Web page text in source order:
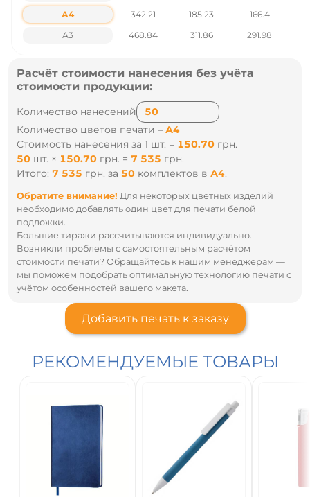
Количество в ящике - 10 шт
Материал - Нейлон
Размер – XS. S. M. L. XL. 2XL. 3XL
Стать - унисекс
Цены указаны без учета НДС.
Наличие и цены уточняйте у наших менеджеров по тел
А4
342.21 185.23 166.4
А3
468.84 311.86 291.98
Расчёт стоимости нанесения без учёта
стоимости продукции:
Количество нанесений
Количество цветов печати – А4
Стоимость нанесения за 1 шт. = 150.70 грн.
50 шт. × 150.70 грн. = 7 535 грн.
Итого: 7 535 грн. за 50 комплектов в А4.
Обратите внимание! Для некоторых цветных изделий
необходимо добавлять один цвет для печати белой
подложки.
Большие тиражи рассчитываются индивидуально.
Возникли проблемы с самостоятельным расчётом
стоимости печати? Обращайтесь к нашим менеджерам —
мы поможем подобрать оптимальную технологию печати с
учётом особенностей вашего макета.
Добавить печать к заказу
РЕКОМЕНДУЕМЫЕ ТОВАРЫ